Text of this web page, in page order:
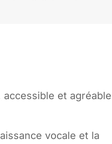
et
vocale et la